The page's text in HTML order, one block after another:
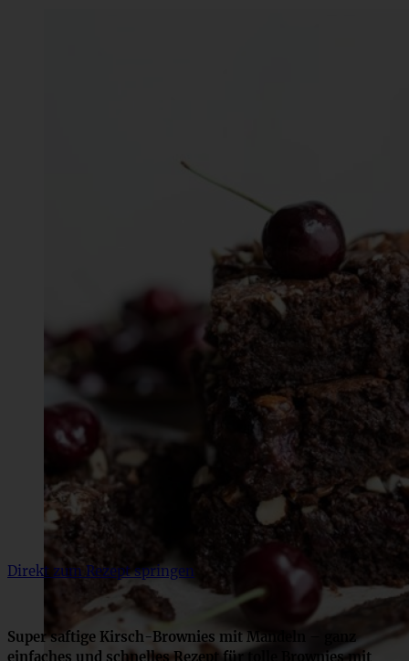
Direkt zum Rezept springen
Super saftige Kirsch-Brownies mit Mandeln – ganz
einfaches und schnelles Rezept für tolle Brownies mit